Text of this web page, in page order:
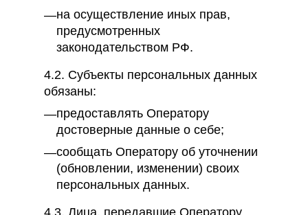
на осуществление иных прав,
предусмотренных
законодательством РФ.
4.2. Субъекты персональных данных
обязаны:
предоставлять Оператору
достоверные данные о себе;
сообщать Оператору об уточнении
(обновлении, изменении) своих
персональных данных.
4.3. Лица, передавшие Оператору